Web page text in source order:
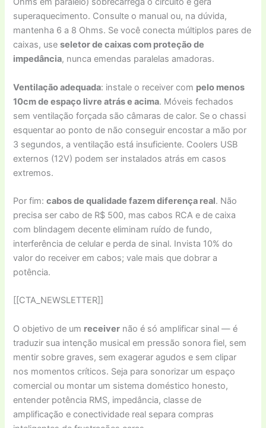
superaquecimento. Consulte o manual ou, na dúvida,
mantenha 6 a 8 Ohms. Se você conecta múltiplos pares de
caixas, useseletor de caixas com proteção de
impedância, nunca emendas paralelas amadoras.
Ventilação adequada: instale o receiver com pelo menos
10cm de espaço livre atrás e acima. Móveis fechados
sem ventilação forçada são câmaras de calor. Se o chassi
esquentar ao ponto de não conseguir encostar a mão por
3 segundos, a ventilação está insuficiente. Coolers USB
externos (12V) podem ser instalados atrás em casos
extremos.
Por fim:cabos de qualidade fazem diferença real. Não
precisa ser cabo de R$ 500, mas cabos RCA e de caixa
com blindagem decente eliminam ruído de fundo,
interferência de celular e perda de sinal. Invista 10% do
valor do receiver em cabos; vale mais que dobrar a
potência.
[[CTA_NEWSLETTER]]
O objetivo de um receiver não é só amplificar sinal — é
traduzir sua intenção musical em pressão sonora fiel, sem
mentir sobre graves, sem exagerar agudos e sem clipar
nos momentos críticos. Seja para sonorizar um espaço
comercial ou montar um sistema doméstico honesto,
entender potência RMS, impedância, classe de
amplificação e conectividade real separa compras